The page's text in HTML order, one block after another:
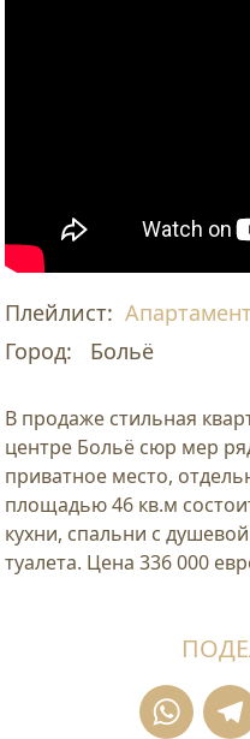
Плейлист:
Город:
Больё
В продаже стильная
центре Больё сюр мер
приватное место,
площадью 46 кв.м
кухни, спальни с
туалета. Цена 336 000